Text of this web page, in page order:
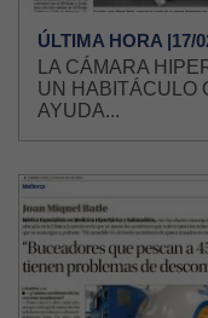
ÚLTIMA HORA |17/
LA CÁMARA
UN HABITÁCULO
AYUDA...